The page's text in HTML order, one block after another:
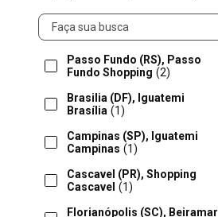
Loja
Passo Fundo (RS), Passo
Fundo Shopping (2)
Brasilia (DF), Iguatemi
Brasília (1)
Campinas (SP), Iguatemi
Campinas (1)
Cascavel (PR), Shopping
Cascavel (1)
Florianópolis (SC), Beiramar